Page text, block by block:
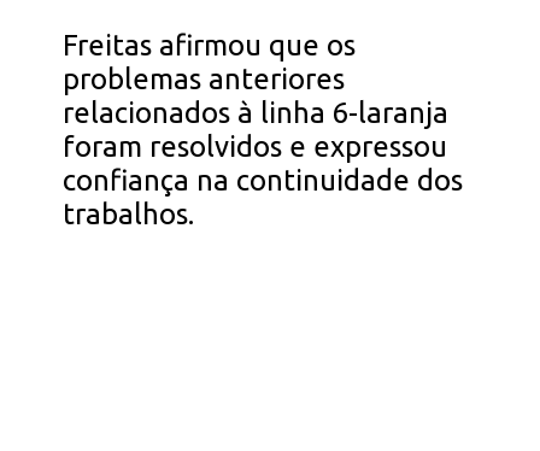
Freitas afirmou que os
problemas anteriores
relacionados à linha 6-laranja
foram resolvidos e expressou
confiança na continuidade dos
trabalhos.